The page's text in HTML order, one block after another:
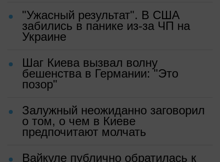
"Ужасный результат". В США
забились в панике из-за ЧП на
Украине
Шаг Киева вызвал волну
бешенства в Германии: "Это
позор"
Залужный неожиданно заговорил
о том, о чем в Киеве
предпочитают молчать
Вайкуле публично обратилась к